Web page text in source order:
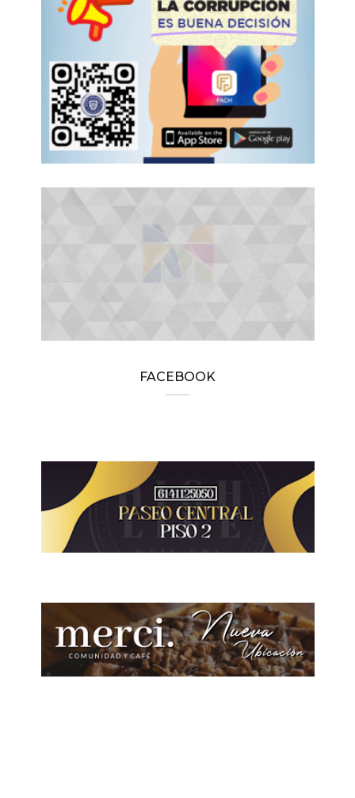
FACEBOOK